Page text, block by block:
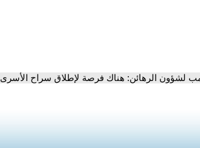
لشؤون الرهائن: هناك فرصة لإطلاق سراح الأسرى